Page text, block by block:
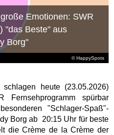
© HappySpots
Emotionen: SWR
"das Beste" aus
Borg"
heute (23.05.2026)
spürbar
"Schlager-Spaß"-
Borg ab 20:15 Uhr für beste
die Crème de la Crème der